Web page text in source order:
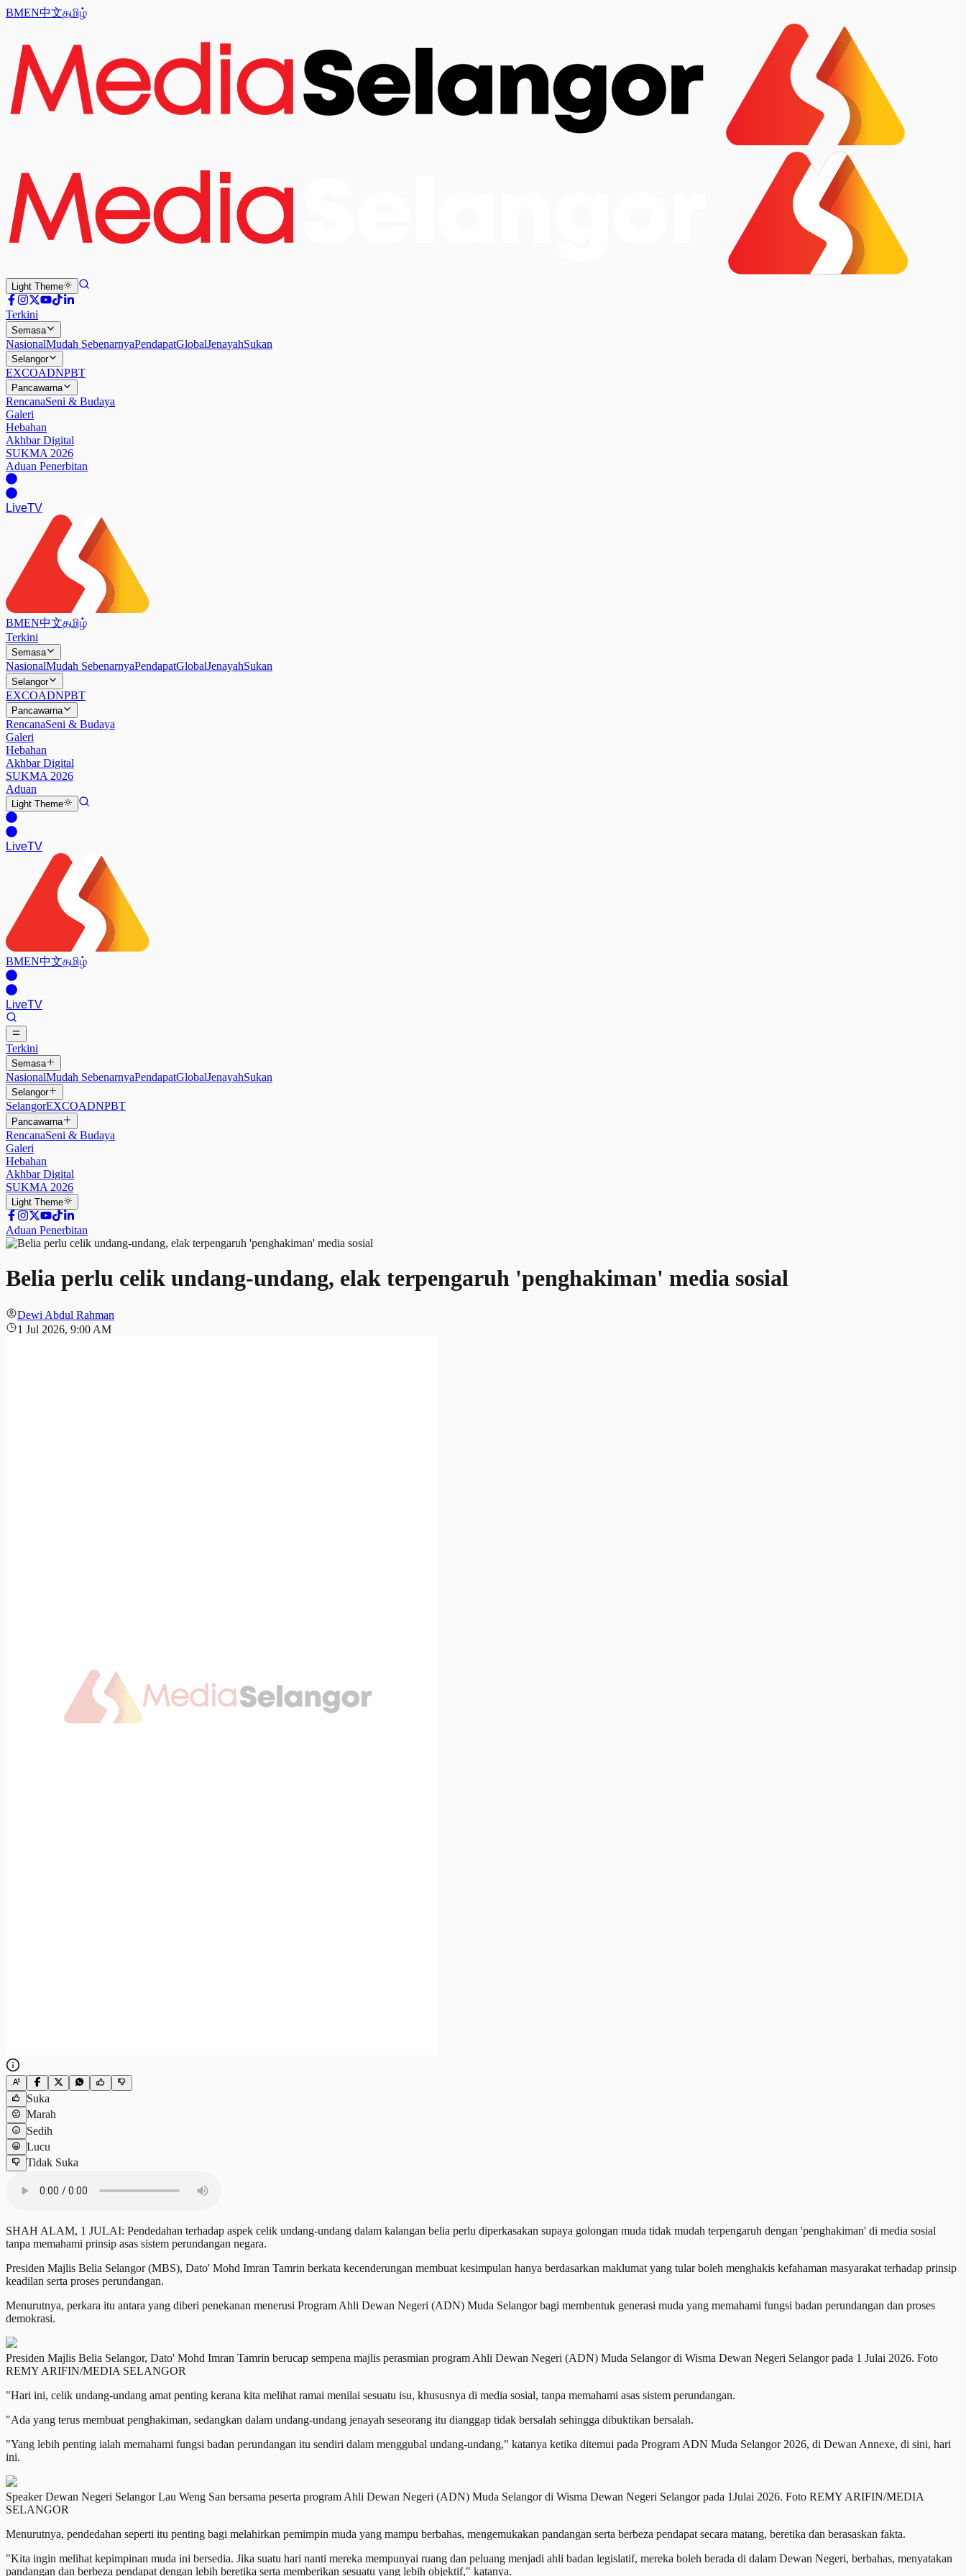
BMEN中文தமிழ்
Light Theme
Terkini
Semasa
NasionalMudah SebenarnyaPendapatGlobalJenayahSukan
Selangor
EXCOADNPBT
Pancawarna
RencanaSeni & Budaya
Galeri
Hebahan
Akhbar Digital
SUKMA 2026
Aduan Penerbitan
LiveTV
BMEN中文தமிழ்
Terkini
Semasa
NasionalMudah SebenarnyaPendapatGlobalJenayahSukan
Selangor
EXCOADNPBT
Pancawarna
RencanaSeni & Budaya
Galeri
Hebahan
Akhbar Digital
SUKMA 2026
Aduan
Light Theme
LiveTV
BMEN中文தமிழ்
LiveTV
Terkini
Semasa
NasionalMudah SebenarnyaPendapatGlobalJenayahSukan
Selangor
SelangorEXCOADNPBT
Pancawarna
RencanaSeni & Budaya
Galeri
Hebahan
Akhbar Digital
SUKMA 2026
Light Theme
Aduan Penerbitan
Belia perlu celik undang-undang, elak terpengaruh 'penghakiman' media sosial
Dewi Abdul Rahman
1 Jul 2026, 9:00 AM
Suka
Marah
Sedih
Lucu
Tidak Suka
SHAH ALAM, 1 JULAI: Pendedahan terhadap aspek celik undang-undang dalam kalangan belia perlu diperkasakan supaya golongan muda tidak mudah terpengaruh dengan 'penghakiman' di media sosial
tanpa memahami prinsip asas sistem perundangan negara.
Presiden Majlis Belia Selangor (MBS), Dato' Mohd Imran Tamrin berkata kecenderungan membuat kesimpulan hanya berdasarkan maklumat yang tular boleh menghakis kefahaman masyarakat terhadap prinsip
keadilan serta proses perundangan.
Menurutnya, perkara itu antara yang diberi penekanan menerusi Program Ahli Dewan Negeri (ADN) Muda Selangor bagi membentuk generasi muda yang memahami fungsi badan perundangan dan proses
demokrasi.
Presiden Majlis Belia Selangor, Dato' Mohd Imran Tamrin berucap sempena majlis perasmian program Ahli Dewan Negeri (ADN) Muda Selangor di Wisma Dewan Negeri Selangor pada 1 Julai 2026. Foto
REMY ARIFIN/MEDIA SELANGOR
"Hari ini, celik undang-undang amat penting kerana kita melihat ramai menilai sesuatu isu, khususnya di media sosial, tanpa memahami asas sistem perundangan.
"Ada yang terus membuat penghakiman, sedangkan dalam undang-undang jenayah seseorang itu dianggap tidak bersalah sehingga dibuktikan bersalah.
"Yang lebih penting ialah memahami fungsi badan perundangan itu sendiri dalam menggubal undang-undang," katanya ketika ditemui pada Program ADN Muda Selangor 2026, di Dewan Annexe, di sini, hari
ini.
Speaker Dewan Negeri Selangor Lau Weng San bersama peserta program Ahli Dewan Negeri (ADN) Muda Selangor di Wisma Dewan Negeri Selangor pada 1Julai 2026. Foto REMY ARIFIN/MEDIA
SELANGOR
Menurutnya, pendedahan seperti itu penting bagi melahirkan pemimpin muda yang mampu berbahas, mengemukakan pandangan serta berbeza pendapat secara matang, beretika dan berasaskan fakta.
"Kita ingin melihat kepimpinan muda ini bersedia. Jika suatu hari nanti mereka mempunyai ruang dan peluang menjadi ahli badan legislatif, mereka boleh berada di dalam Dewan Negeri, berbahas, menyatakan
pandangan dan berbeza pendapat dengan lebih beretika serta memberikan sesuatu yang lebih objektif," katanya.